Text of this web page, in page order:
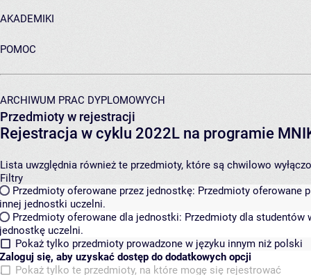
AKADEMIKI
POMOC
ARCHIWUM PRAC DYPLOMOWYCH
Przedmioty w rejestracji
Rejestracja w cyklu 2022L na programie
Lista uwzględnia również te przedmioty, które są chwilowo
Filtry
Przedmioty oferowane przez jednostkę: Przedmioty oferowane
innej jednostki uczelni.
Przedmioty oferowane dla jednostki: Przedmioty dla studentów
jednostkę uczelni.
Pokaż tylko przedmioty prowadzone w języku innym niż polski
Zaloguj się, aby uzyskać dostęp do dodatkowych opcji
Pokaż tylko te przedmioty, na które mogę się rejestrować